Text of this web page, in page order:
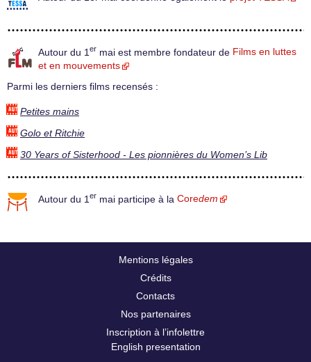
Autour du 1 er mai est membre fondateur de Films en luttes
et en mouvements
Parmi les derniers films recensés :
Petites mains
Golo et Ritchie
30 Years of Sisterhood - Les pionnières du Women’s Lib
Autour du 1 er mai participe à la Coredem
Mentions légales
Crédits
Contacts
Nos partenaires
Inscription à l’infolettre
English presentation